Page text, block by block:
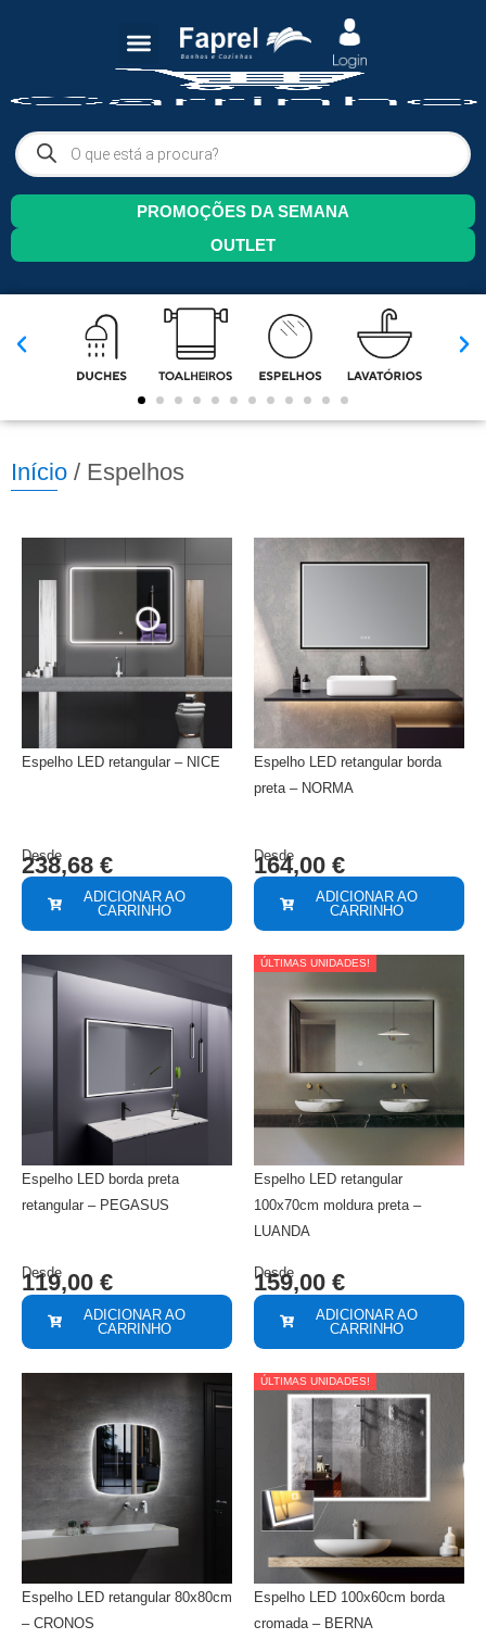
PROMOÇÕES DA SEMANA
OUTLET
Início / Espelhos
Espelho LED retangular – NICE
ADICIONAR AO
CARRINHO
Desde
238,68 €
Espelho LED retangular borda
preta – NORMA
ADICIONAR AO
CARRINHO
Desde
164,00 €
Espelho LED borda preta
retangular – PEGASUS
ADICIONAR AO
CARRINHO
Desde
119,00 €
ÚLTIMAS UNIDADES!
Espelho LED retangular
100x70cm moldura preta –
LUANDA
ADICIONAR AO
CARRINHO
Desde
159,00 €
Espelho LED retangular 80x80cm
– CRONOS
ÚLTIMAS UNIDADES!
Espelho LED 100x60cm borda
cromada – BERNA